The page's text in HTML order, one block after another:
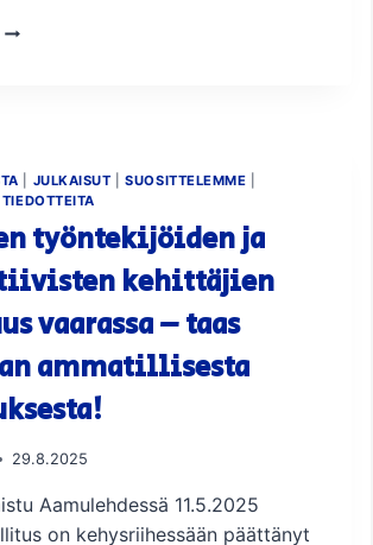
S
A
JULKAISUT |SUOSITTELEMME
TIEDOTTEITA
työntekijöiden ja
kehittäjien
vaarassa – taas
ammatillisesta
29.8.2025
Aamulehdessä 11.5.2025
on kehysriihessään päättänyt